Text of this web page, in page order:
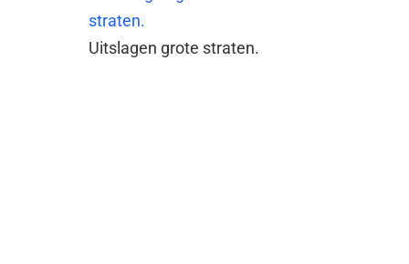
Uitslagen grote straten.